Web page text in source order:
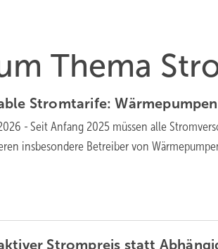
Thema
Stromtarife:
- Seit Anfang 2025 müssen alle
insbesondere Betreiber von
Strompreis statt